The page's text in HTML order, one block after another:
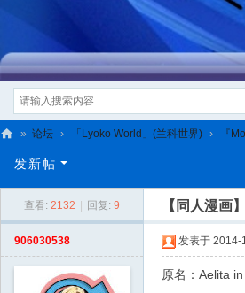
L
» 论坛 › 「Lyoko World」(兰科世界) › 『
发新帖
查看: 2132 回复: 9 【同人漫画
906030538 发表于 2014-
原名：Aelita